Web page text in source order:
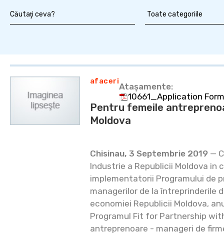
afaceri
Pentru femeile
Moldova
Chisinau, 3 Septembrie 2019 —
Industrie a Republicii Moldova in
implementatorii Programului de
managerilor de la întreprinderile
economiei Republicii Moldova,
Programul Fit for Partnership
antreprenoare - manageri de
Ataşamente:
10661_Application